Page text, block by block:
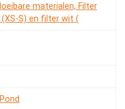
materialen, Filter
S) en filter wit (